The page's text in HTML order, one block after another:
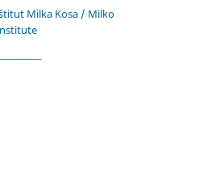
Milka Kosa / Milko